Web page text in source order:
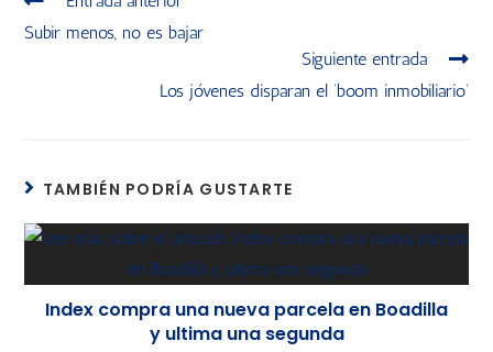
Subir menos, no es bajar
Siguiente entrada
Los jóvenes disparan el ‘boom inmobiliario’
TAMBIÉN PODRÍA GUSTARTE
Index compra una nueva parcela en Boadilla
y ultima una segunda